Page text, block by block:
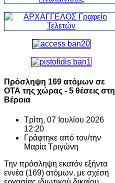
Πρόσληψη 169 ατόμων σε
ΟΤΑ της χώρας - 5 θέσεις στη
Βέροια
Τρίτη, 07 Ιουλίου 2026
12:20
Γράφτηκε από τον/την
Μαρία Τριγώνη
Την πρόσληψη εκατόν εξήντα
εννέα (169) ατόμων, με σχέση